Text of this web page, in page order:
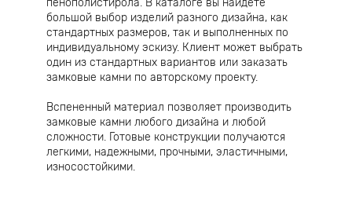
большой выбор изделий разного дизайна, как
стандартных размеров, так и выполненных по
индивидуальному эскизу. Клиент может выбрать
один из стандартных вариантов или заказать
замковые камни по авторскому проекту.
Вспененный материал позволяет производить
замковые камни любого дизайна и любой
сложности. Готовые конструкции получаются
легкими, надежными, прочными, эластичными,
износостойкими.